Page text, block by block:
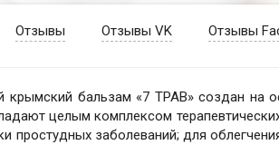
Отзывы Отзывы VK Отзывы
крымский бальзам «7 ТРАВ» создан на
целым комплексом
простудных заболеваний; для